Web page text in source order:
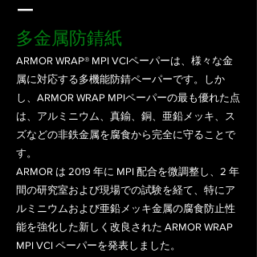
ー
多金属防錆紙
ARMOR WRAP® MPI VCIペーパーは、様々な金
属に対応する多機能防錆ペーパーです。しか
し、ARMOR WRAP MPIペーパーの最も優れた点
は、アルミニウム、真鍮、銅、亜鉛メッキ、ス
ズなどの非鉄金属を腐食から完全に守ることで
す。
ARMOR は 2019 年に MPI 配合を微調整し、2 年
間の研究室および現場での試験を経て、特にア
ルミニウムおよび亜鉛メッキ金属の腐食防止性
能を強化した新しく改良された ARMOR WRAP
MPI VCI ペーパーを発表しました。